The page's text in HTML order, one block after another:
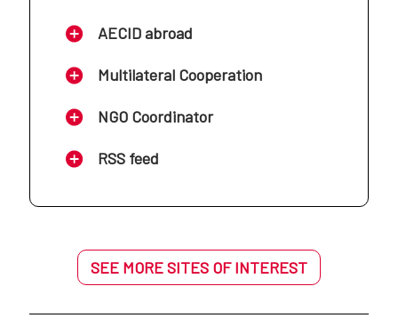
AECID en Marruecos
AECID en Mauritania
AECID en Mozambique
AECID en Níger
AECID en Palestina
AECID en El Salvador
AECID en Guatemala
AECID en Haití
AECID en México
AECID abroad
Multilateral Cooperation
NGO Coordinator
RSS feed
SEE MORE SITES OF INTEREST